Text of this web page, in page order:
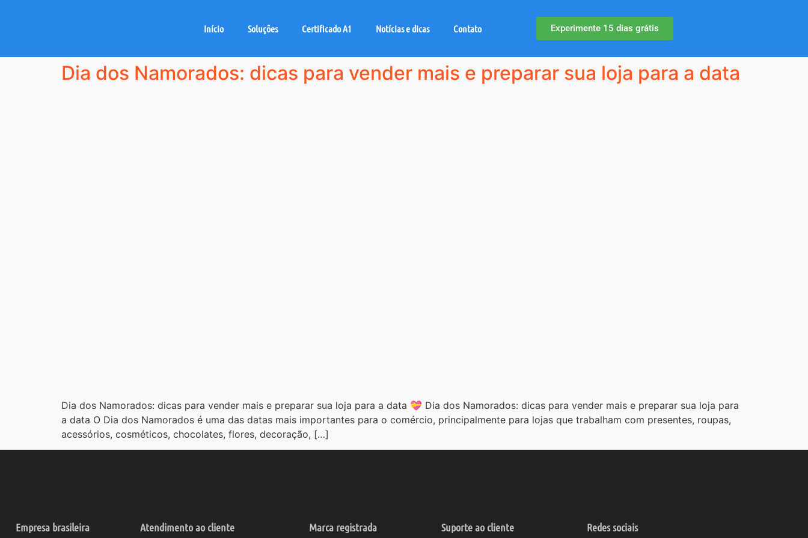
Início Soluções Certificado A1 Notícias e dicas Contato Experimente 15 dias grátis
Dia dos Namorados: dicas para vender mais e preparar sua loja para a data
Dia dos Namorados: dicas para vender mais e preparar sua loja para a data 💝 Dia dos Namorados: dicas para vender mais e preparar sua loja para
a data O Dia dos Namorados é uma das datas mais importantes para o comércio, principalmente para lojas que trabalham com presentes, roupas,
acessórios, cosméticos, chocolates, flores, decoração, […]
Empresa brasileira Atendimento ao cliente Marca registrada Suporte ao cliente Redes sociais